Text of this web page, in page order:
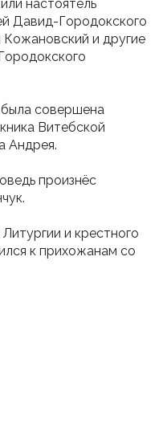
настоятель
Давид-Городокского
Кожановский и другие
совершена
Витебской
Андрея.
произнёс
и крестного
к прихожанам со